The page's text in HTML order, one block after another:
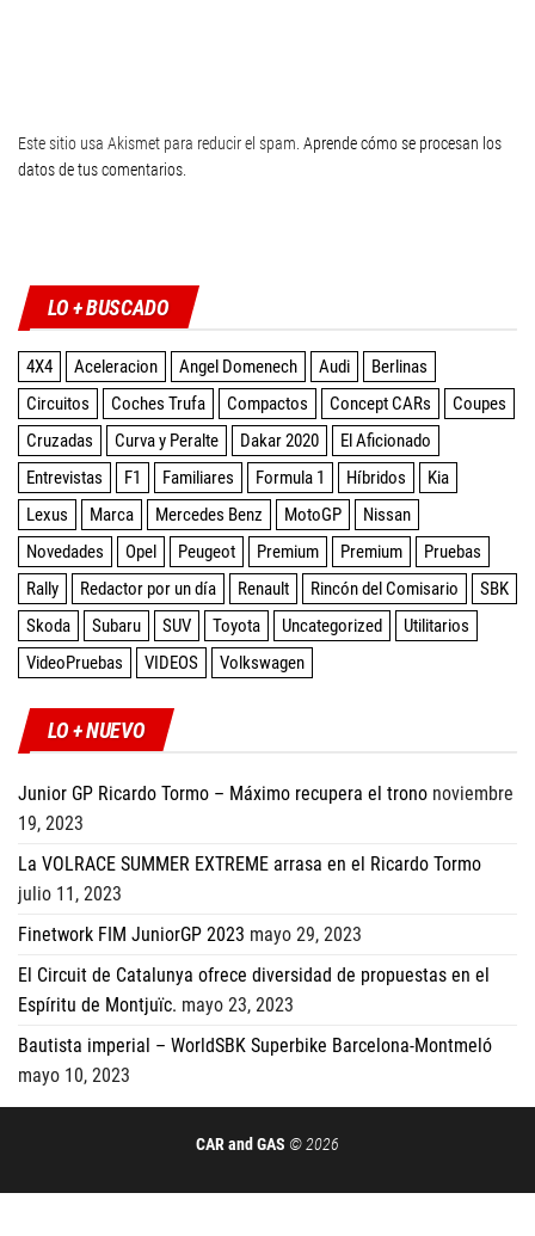
Este sitio usa Akismet para reducir el spam. Aprende cómo se procesan los
datos de tus comentarios.
LO + BUSCADO
4X4 Aceleracion Angel Domenech Audi
Berlinas
Circuitos
Coches Trufa Compactos Concept CARs
Coupes
Cruzadas
Curva y Peralte Dakar 2020
El Aficionado
Entrevistas
F1 Familiares Formula 1 Híbridos
Kia
Lexus
Marca Mercedes Benz MotoGP
Nissan
Novedades
Opel Peugeot Premium Premium
Pruebas
Rally
Redactor por un día Renault Rincón del Comisario
SBK
Skoda
Subaru SUV Toyota Uncategorized
Utilitarios
VideoPruebas
VIDEOS Volkswagen
LO + NUEVO
Junior GP Ricardo Tormo – Máximo recupera el trono noviembre
19, 2023
La VOLRACE SUMMER EXTREME arrasa en el Ricardo Tormo
julio 11, 2023
Finetwork FIM JuniorGP 2023 mayo 29, 2023
El Circuit de Catalunya ofrece diversidad de propuestas en el
Espíritu de Montjuïc. mayo 23, 2023
Bautista imperial – WorldSBK Superbike Barcelona-Montmeló
mayo 10, 2023
CAR and GAS © 2026